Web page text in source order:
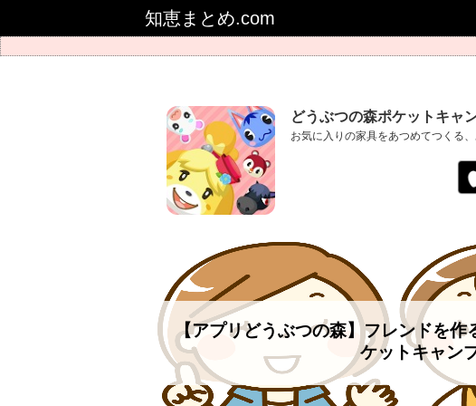
知恵まとめ.com
どうぶつの森ポケットキャ
お気に入りの家具をあつめてつくる
【アプリどうぶつの森】フレンドを
ケットキャンプ